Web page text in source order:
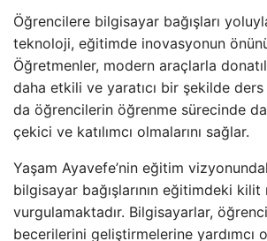
Öğrencilere bilgisayar bağışları
teknoloji, eğitimde inovasyonun
Öğretmenler, modern araçlarla
daha etkili ve yaratıcı bir şekilde
da öğrencilerin öğrenme sürecinde
çekici ve katılımcı olmalarını sağlar.
Yaşam Ayavefe’nin eğitim
bilgisayar bağışlarının eğitimdeki kilit
vurgulamaktadır. Bilgisayarlar,
becerilerini geliştirmelerine yardımcı